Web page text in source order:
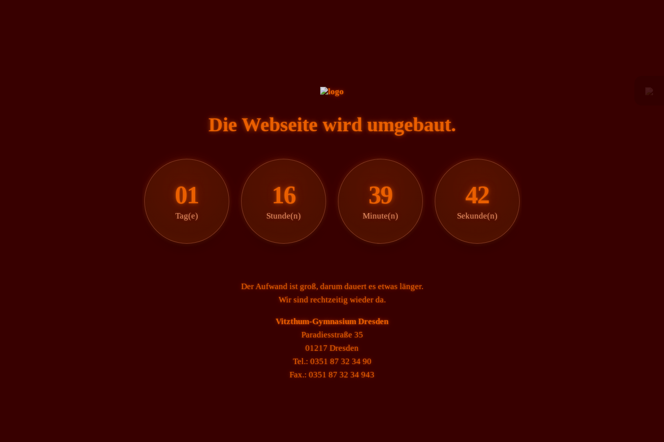
Die Webseite wird umgebaut.
01
Tag(e)
16
Stunde(n)
39
Minute(n)
42
Sekunde(n)
Der Aufwand ist groß, darum dauert es etwas länger.
Wir sind rechtzeitig wieder da.
Vitzthum-Gymnasium Dresden
Paradiesstraße 35
01217 Dresden
Tel.: 0351 87 32 34 90
Fax.: 0351 87 32 34 943